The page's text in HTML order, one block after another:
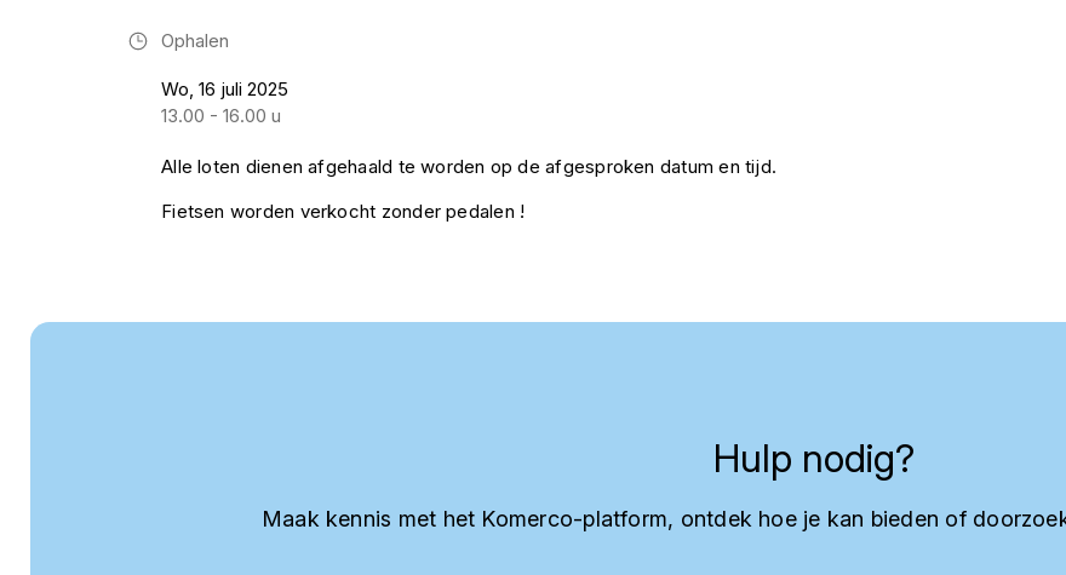
Ophalen
Wo, 16 juli 2025
13.00 - 16.00 u
Alle loten dienen afgehaald te worden op de afgesproken datum en tijd.
Fietsen worden verkocht zonder pedalen !
Hulp nodig?
Maak kennis met het Komerco-platform, ontdek hoe je kan bieden of